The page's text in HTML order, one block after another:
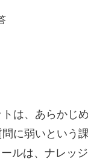
のバランス
課題
との連携可否
業界特化性
可否
は、あらかじ
に弱いという
ルは、ナレッ